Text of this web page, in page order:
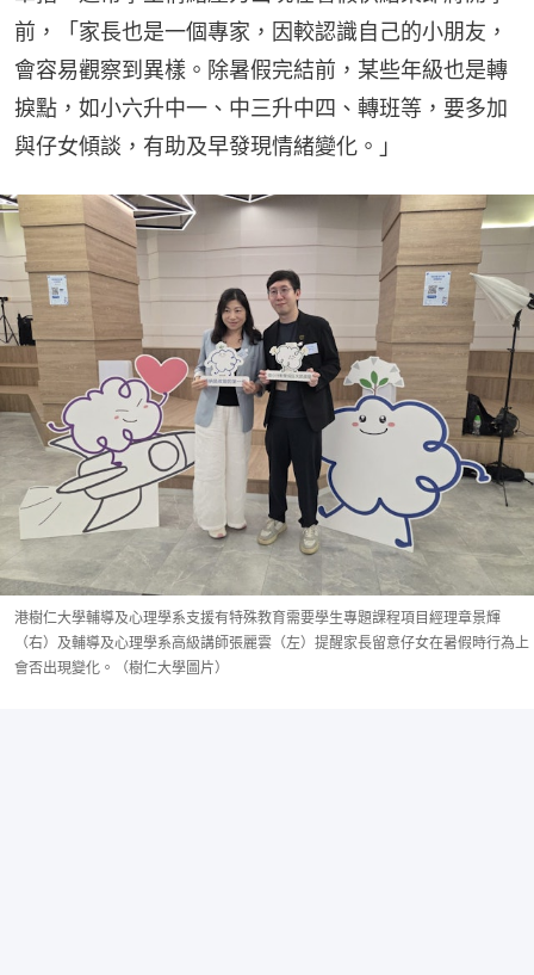
前，「家長也是一個專家，因較認識自己的小朋友，
會容易觀察到異樣。除暑假完結前，某些年級也是轉
捩點，如小六升中一、中三升中四、轉班等，要多加
與仔女傾談，有助及早發現情緒變化。」
港樹仁大學輔導及心理學系支援有特殊教育需要學生專題課程項目經理章景輝
（右）及輔導及心理學系高級講師張麗雲（左）提醒家長留意仔女在暑假時行為上
會否出現變化。（樹仁大學圖片）